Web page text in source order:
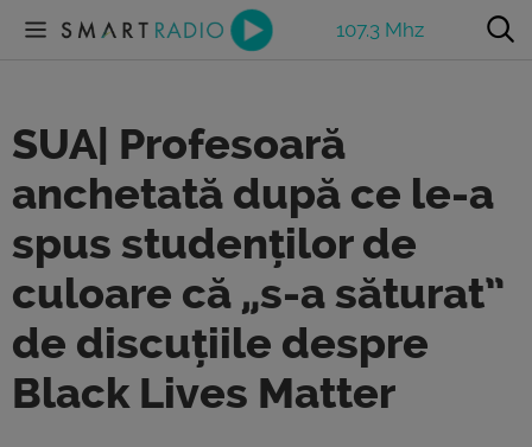
107.3 Mhz
SUA| Profesoară
anchetată după ce le-a
spus studenților de
culoare că „s-a săturat”
de discuțiile despre
Black Lives Matter